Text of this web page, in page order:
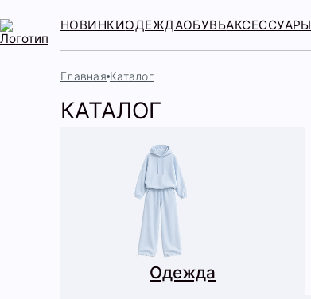
НОВИНКИОДЕЖДАОБУВЬАКСЕССУАРЫ
Главная Каталог
КАТАЛОГ
Одежда